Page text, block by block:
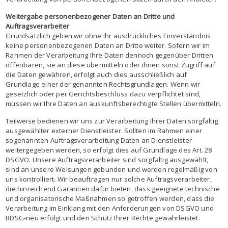
Weitergabe personenbezogener Daten an Dritte und
Auftragsverarbeiter
Grundsätzlich geben wir ohne Ihr ausdrückliches Einverständnis
keine personenbezogenen Daten an Dritte weiter. Sofern wir im
Rahmen der Verarbeitung Ihre Daten dennoch gegenüber Dritten
offenbaren, sie an diese übermitteln oder ihnen sonst Zugriff auf
die Daten gewähren, erfolgt auch dies ausschließlich auf
Grundlage einer der genannten Rechtsgrundlagen. Wenn wir
gesetzlich oder per Gerichtsbeschluss dazu verpflichtet sind,
müssen wir Ihre Daten an auskunftsberechtigte Stellen übermitteln.
Teilweise bedienen wir uns zur Verarbeitung Ihrer Daten sorgfältig
ausgewählter externer Dienstleister. Sollten im Rahmen einer
sogenannten Auftragsverarbeitung Daten an Dienstleister
weitergegeben werden, so erfolgt dies auf Grundlage des Art. 28
DSGVO. Unsere Auftragsverarbeiter sind sorgfältig ausgewählt,
sind an unsere Weisungen gebunden und werden regelmäßig von
uns kontrolliert. Wir beauftragen nur solche Auftragsverarbeiter,
die hinreichend Garantien dafür bieten, dass geeignete technische
und organisatorische Maßnahmen so getroffen werden, dass die
Verarbeitung im Einklang mit den Anforderungen von DSGVO und
BDSG-neu erfolgt und den Schutz Ihrer Rechte gewährleistet.